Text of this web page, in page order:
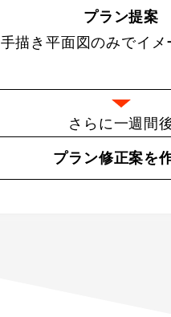
プラン提案
手描き平面図のみでイメ
さらに一週間
プラン修正案を